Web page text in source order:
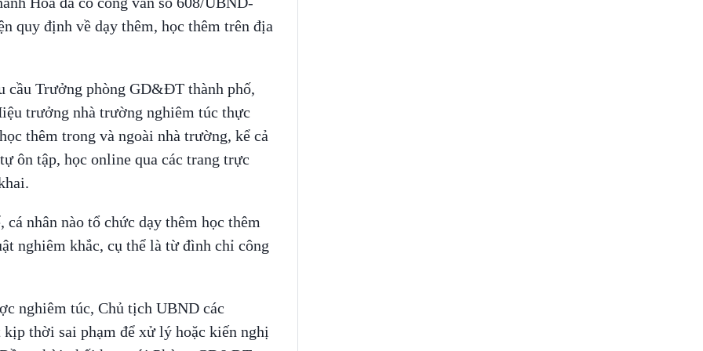
quy định về dạy thêm, học thêm trên địa
cầu Trưởng phòng GD&ĐT thành phố,
trưởng nhà trường nghiêm túc thực
thêm trong và ngoài nhà trường, kể cả
ôn tập, học online qua các trang trực
nhân nào tổ chức dạy thêm học thêm
nghiêm khắc, cụ thể là từ đình chỉ công
nghiêm túc, Chủ tịch UBND các
thời sai phạm để xử lý hoặc kiến nghị